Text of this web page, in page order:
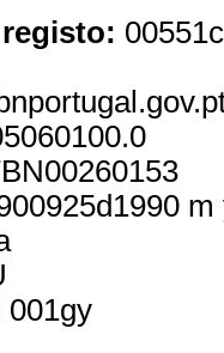
001gy